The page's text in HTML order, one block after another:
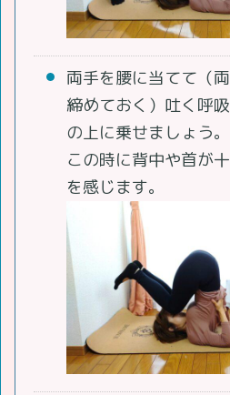
両手を腰に当てて（
締めておく）吐く呼
の上に乗せましょう。
この時に背中や首が
を感じます。